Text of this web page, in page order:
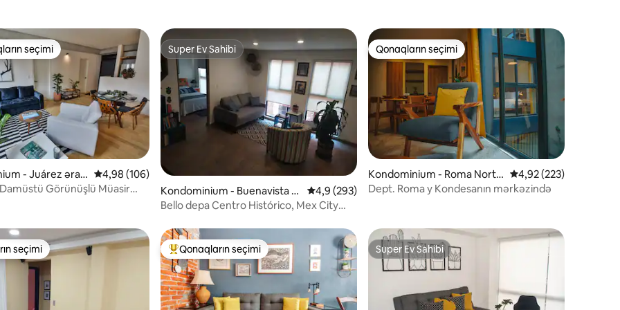
191 rəy
"Qonaqların seçimi"
seçimi
- Juárez ərazi Ortalama reytinq 4,98/5, 106 rəy
4,98 (106)
Görünüşlü Müasir
Super Ev Sahibi
Super Ev Sahibi
Kondominium - Buenavista ər
azisi
Ortalama reytinq 4,9/5, 293 rəy
4,9 (293)
Bello depa Centro Histórico, Mex City
Qonaqların seçimi
Qonaqların seçimi
Kondominium - Roma Norte
ərazisi
Ortalama reytinq 4,92/
4,92 (223)
Dept. Roma y Kondesanın mərkəzində
seçimi
seçimi Populyar "Qonaqların seçimi"
Qonaqların seçimi Super Ev Sahibi
Super Ev Sahibi